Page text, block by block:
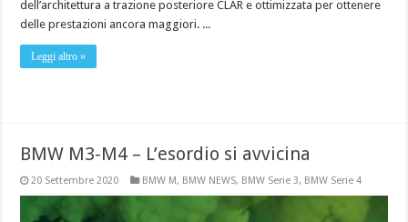
dell’architettura a trazione posteriore CLAR e ottimizzata per ottenere
delle prestazioni ancora maggiori. ...
Leggi altro »
BMW M3-M4 – L’esordio si avvicina
20 Settembre 2020 BMW M, BMW NEWS, BMW Serie 3, BMW Serie 4